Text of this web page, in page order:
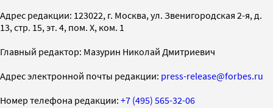
Адрес редакции: 123022, г. Москва, ул. Звенигородская 2-я, д.
13, стр. 15, эт. 4, пом. X, ком. 1
Главный редактор: Мазурин Николай Дмитриевич
Адрес электронной почты редакции: press-release@forbes.ru
Номер телефона редакции: +7 (495) 565-32-06